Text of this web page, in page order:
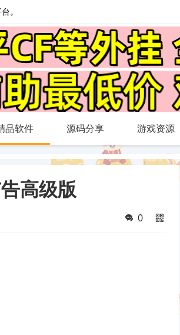
。
品软件 源码分享 游戏资源
高级版
0